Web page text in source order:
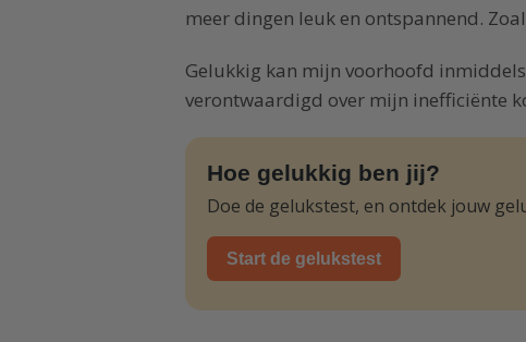
meer dingen leuk en ontspannend.
Gelukkig kan mijn voorhoofd
verontwaardigd over mijn inefficiënte
Hoe gelukkig ben jij?
Doe de gelukstest, en ontdek jouw
Start de gelukstest